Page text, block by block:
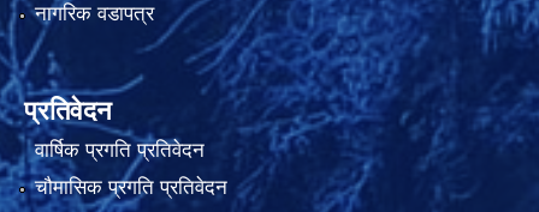
नागरिक वडापत्र
प्रतिवेदन
वार्षिक प्रगति प्रतिवेदन
चौमासिक प्रगति प्रतिवेदन